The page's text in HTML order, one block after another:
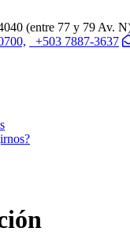
(entre 77 y 79 Av.
+503 7887-3637